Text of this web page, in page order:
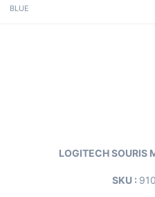
BLUE
LOGITECH SOURIS
SKU :